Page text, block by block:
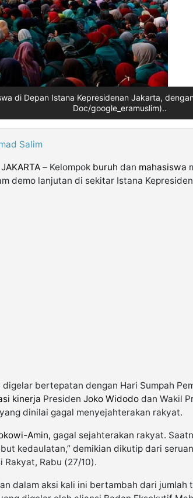
di Depan Istana Kepresidenan Jakarta,
Doc/google_eramuslim)..
Salim
JAKARTA – Kelompok buruh dan mahasiswa
demo lanjutan di sekitar Istana
bertepatan dengan Hari Sumpah
kinerja Presiden Joko Widodo dan Wakil
dinilai gagal menyejahterakan rakyat.
Amin, gagal sejahterakan rakyat.
kedaulatan,” demikian dikutip dari
Rakyat, Rabu (27/10).
dalam aksi kali ini bertambah dari jumlah